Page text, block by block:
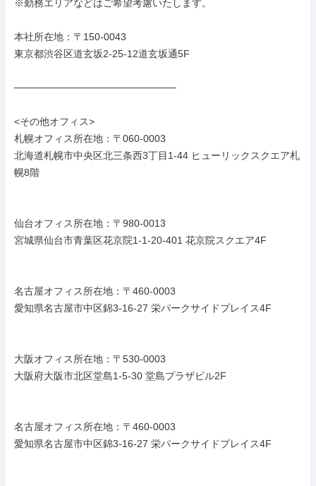
※勤務エリアなどはご希望考慮いたします。
本社所在地：〒150-0043
東京都渋谷区道玄坂2-25-12道玄坂通5F
───────────────────────
<その他オフィス>
札幌オフィス所在地：〒060-0003
北海道札幌市中央区北三条西3丁目1-44 ヒューリックスクエア札
幌8階
仙台オフィス所在地：〒980-0013
宮城県仙台市青葉区花京院1-1-20-401 花京院スクエア4F
名古屋オフィス所在地：〒460-0003
愛知県名古屋市中区錦3-16-27 栄パークサイドプレイス4F
大阪オフィス所在地：〒530-0003
大阪府大阪市北区堂島1-5-30 堂島プラザビル2F
名古屋オフィス所在地：〒460-0003
愛知県名古屋市中区錦3-16-27 栄パークサイドプレイス4F